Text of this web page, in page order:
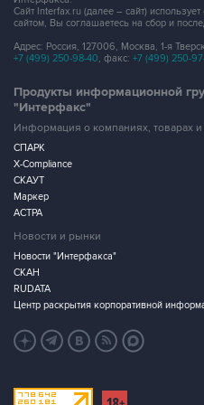
Сайт Interfax.ru (далее – сайт)
сайтом, Вы соглашаетесь на сбор и
Адрес: Россия, 127006, Москва, 1-я
+7 (499) 250-98-40, факс: +7 (499) 250-
Продукты информационной
"Интерфакс"
Информация о компаниях, товарах
СПАРК
X-Compliance
СКАУТ
Маркер
АСТРА
Новости и рынки
Новости "Интерфакса"
СКАН
RUDATA
Центр раскрытия корпоративной